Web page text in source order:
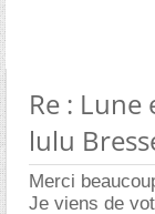
Re :
lulu
Merci
Je viens de